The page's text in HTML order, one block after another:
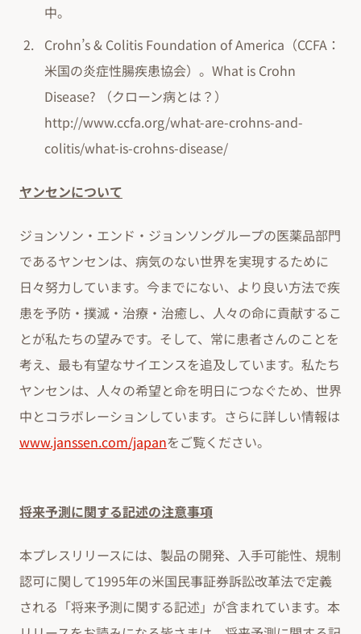
中。
Crohn’s & Colitis Foundation of America（CCFA：
米国の炎症性腸疾患協会）。What is Crohn
Disease? （クローン病とは？）
http://www.ccfa.org/what-are-crohns-and-
colitis/what-is-crohns-disease/
ヤンセンについて
ジョンソン・エンド・ジョンソングループの医薬品部門
であるヤンセンは、病気のない世界を実現するために
日々努力しています。今までにない、より良い方法で疾
患を予防・撲滅・治療・治癒し、人々の命に貢献するこ
とが私たちの望みです。そして、常に患者さんのことを
考え、最も有望なサイエンスを追及しています。私たち
ヤンセンは、人々の希望と命を明日につなぐため、世界
中とコラボレーションしています。さらに詳しい情報は
www.janssen.com/japanをご覧ください。
将来予測に関する記述の注意事項
本プレスリリースには、製品の開発、入手可能性、規制
認可に関して1995年の米国民事証券訴訟改革法で定義
される「将来予測に関する記述」が含まれています。本